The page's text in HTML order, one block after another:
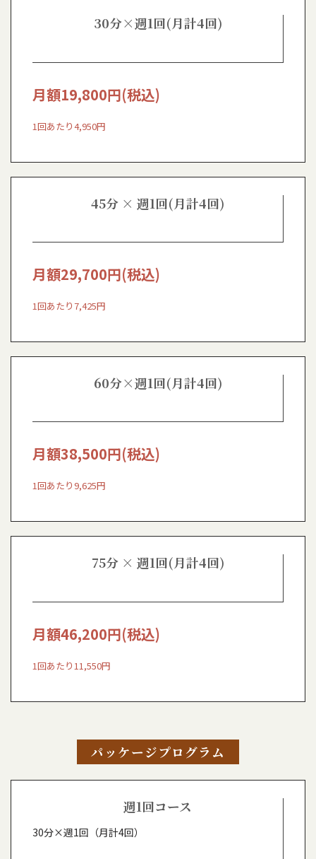
30分×週1回(月計4回)
月額19,800円(税込)
1回あたり4,950円
45分 × 週1回(月計4回)
月額29,700円(税込)
1回あたり7,425円
60分×週1回(月計4回)
月額38,500円(税込)
1回あたり9,625円
75分 × 週1回(月計4回)
月額46,200円(税込)
1回あたり11,550円
パッケージプログラム
週1回コース
30分×週1回（月計4回）